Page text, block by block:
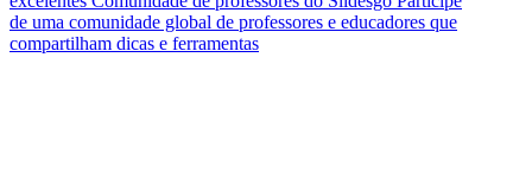
de uma comunidade global de professores e educadores que
compartilham dicas e ferramentas